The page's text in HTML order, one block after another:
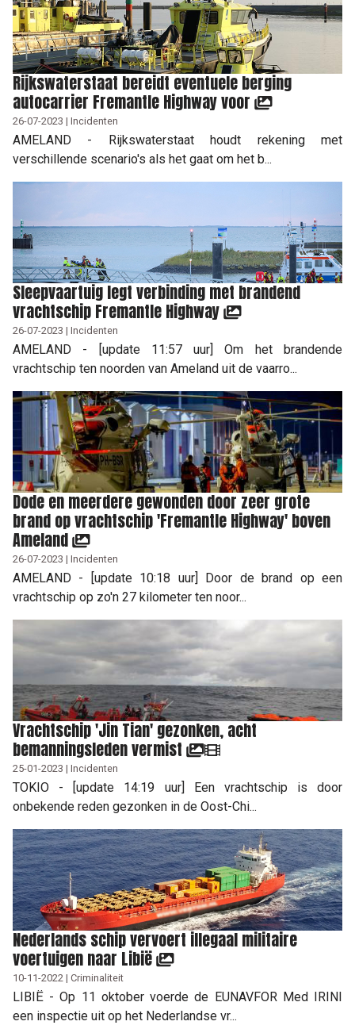
Rijkswaterstaat bereidt eventuele berging
autocarrier Fremantle Highway voor
26-07-2023 | Incidenten
AMELAND - Rijkswaterstaat houdt rekening met
verschillende scenario's als het gaat om het b...
Sleepvaartuig legt verbinding met brandend
vrachtschip Fremantle Highway
26-07-2023 | Incidenten
AMELAND - [update 11:57 uur] Om het brandende
vrachtschip ten noorden van Ameland uit de vaarro...
Dode en meerdere gewonden door zeer grote
brand op vrachtschip 'Fremantle Highway' boven
Ameland
26-07-2023 | Incidenten
AMELAND - [update 10:18 uur] Door de brand op een
vrachtschip op zo'n 27 kilometer ten noor...
Vrachtschip 'Jin Tian' gezonken, acht
bemanningsleden vermist
25-01-2023 | Incidenten
TOKIO - [update 14:19 uur] Een vrachtschip is door
onbekende reden gezonken in de Oost-Chi...
Nederlands schip vervoert illegaal militaire
voertuigen naar Libië
10-11-2022 | Criminaliteit
LIBIË - Op 11 oktober voerde de EUNAVFOR Med IRINI
een inspectie uit op het Nederlandse vr...